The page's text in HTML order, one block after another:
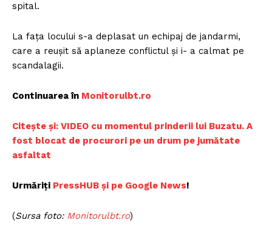
spital.
La faţa locului s-a deplasat un echipaj de jandarmi,
care a reuşit să aplaneze conflictul şi i- a calmat pe
scandalagii.
Continuarea în Monitorulbt.ro
Citește și: VIDEO cu momentul prinderii lui Buzatu. A
fost blocat de procurori pe un drum pe jumătate
asfaltat
Urmăriți PressHUB și pe Google News!
(Sursa foto: Monitorulbt.ro)